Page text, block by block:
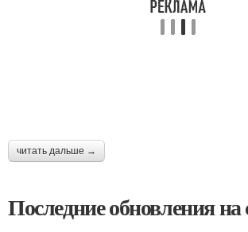
читать дальше →
Последние обновления на